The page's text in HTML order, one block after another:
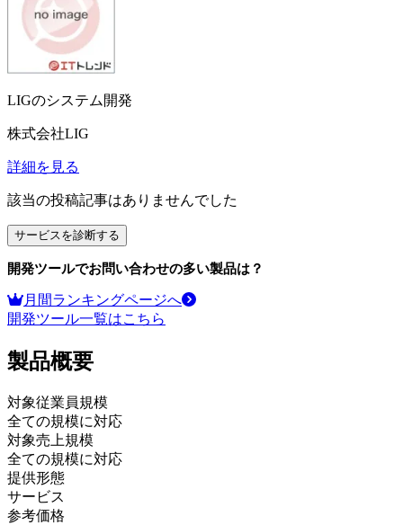
LIGのシステム開発
株式会社LIG
詳細を見る
該当の投稿記事はありませんでした
サービスを診断する
開発ツールでお問い合わせの多い製品は？
月間ランキングページへ
開発ツール一覧はこちら
製品概要
対象従業員規模
全ての規模に対応
対象売上規模
全ての規模に対応
提供形態
サービス
参考価格